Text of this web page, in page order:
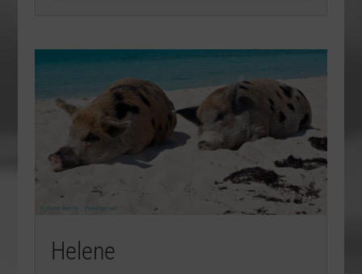
Helene